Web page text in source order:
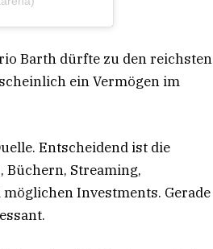
Barth dürfte zu den reichsten
ein Vermögen im
Entscheidend ist die
Büchern, Streaming,
Investments. Gerade